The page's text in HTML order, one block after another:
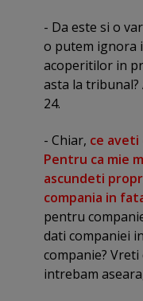
- Da este si o
o putem ignora
acoperitilor in
asta la tribunal?
24.
- Chiar, ce aveti
Pentru ca mie
ascundeti
compania in
pentru
dati companiei
companie? Vreti
intrebam